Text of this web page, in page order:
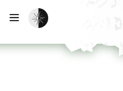
تفعيل الوضع المظلم